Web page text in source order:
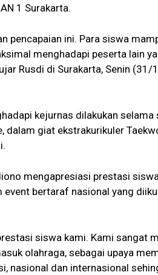
1 Surakarta.
pencapaian ini. Para siswa
menghadapi peserta lain
Rusdi di Surakarta, Senin (31/
kejurnas dilakukan
dalam giat ekstrakurikuler
mengapresiasi prestasi
event bertaraf nasional yang
siswa kami. Kami sangat
olahraga, sebagai upaya
nasional dan internasional